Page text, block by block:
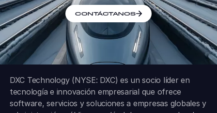
CONTÁCTANOS
DXC Technology (NYSE: DXC) es un socio líder en
tecnología e innovación empresarial que ofrece
software, servicios y soluciones a empresas globales y